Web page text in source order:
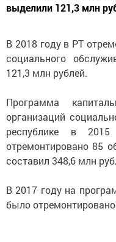
выделили 121,3 млн
В 2018 году в РТ
социального
121,3 млн рублей.
Программа
организаций
республике в
отремонтировано 85
составил 348,6 млн
В 2017 году на
было